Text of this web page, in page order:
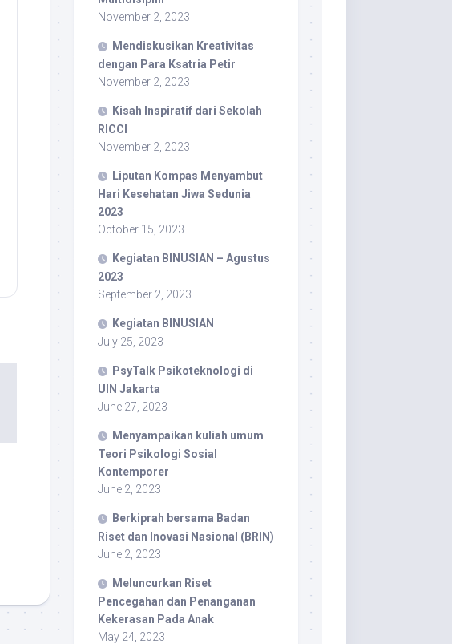
November 2, 2023
Mendiskusikan Kreativitas
dengan Para Ksatria Petir
November 2, 2023
Kisah Inspiratif dari Sekolah
RICCI
November 2, 2023
Liputan Kompas Menyambut
Hari Kesehatan Jiwa Sedunia
2023
October 15, 2023
Kegiatan BINUSIAN – Agustus
2023
September 2, 2023
Kegiatan BINUSIAN
July 25, 2023
PsyTalk Psikoteknologi di
UIN Jakarta
June 27, 2023
Menyampaikan kuliah umum
Teori Psikologi Sosial
Kontemporer
June 2, 2023
Berkiprah bersama Badan
Riset dan Inovasi Nasional (BRIN)
June 2, 2023
Meluncurkan Riset
Pencegahan dan Penanganan
Kekerasan Pada Anak
May 24, 2023